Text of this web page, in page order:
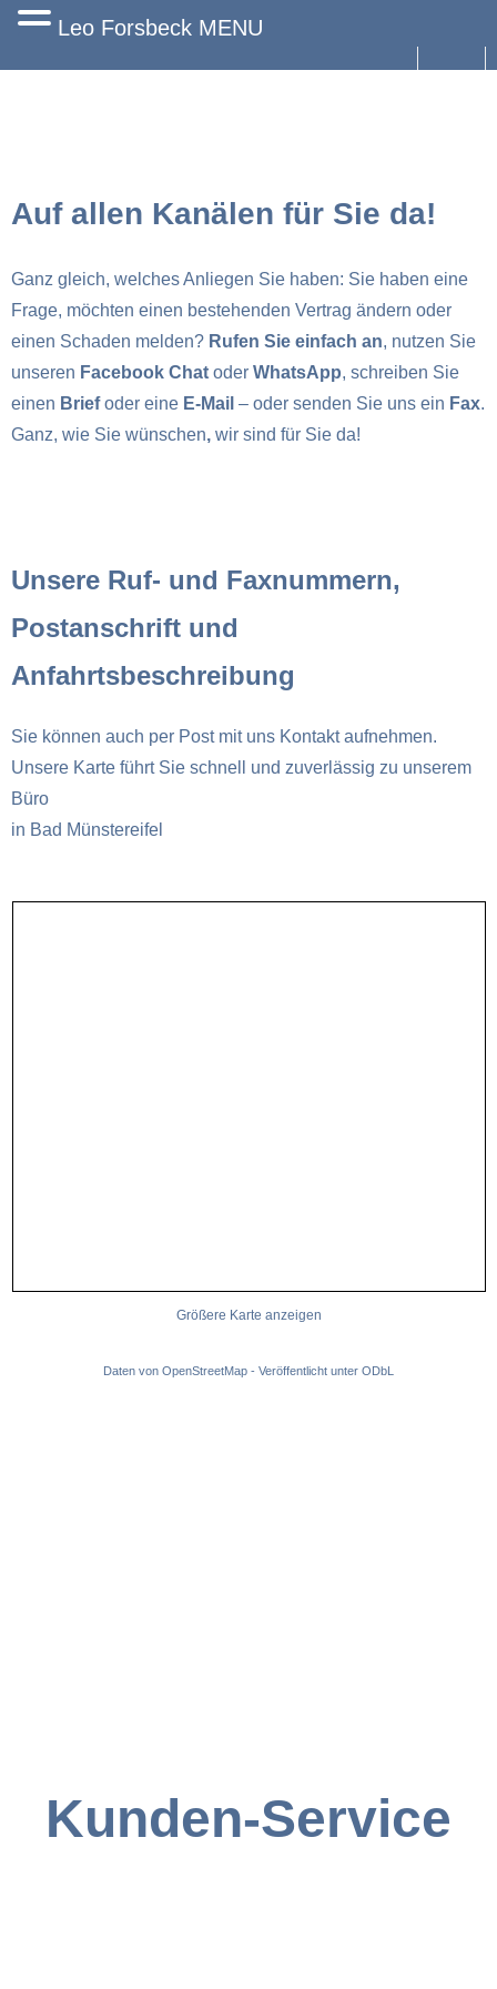
News
Services
Auf allen Kanälen für Sie da!
Ganz gleich, welches Anliegen Sie haben: Sie haben eine
Frage, möchten einen bestehenden Vertrag ändern oder
einen Schaden melden? Rufen Sie einfach an, nutzen Sie
unseren Facebook Chat oder WhatsApp, schreiben Sie
einen Briefoder eine E-Mail – oder senden Sie uns ein Fax.
Ganz, wie Sie wünschen, wir sind für Sie da!
Unsere Ruf- und Faxnummern,
Postanschrift und
Anfahrtsbeschreibung
Sie können auch per Post mit uns Kontakt aufnehmen.
Unsere Karte führt Sie schnell und zuverlässig zu unserem
Büro
in Bad Münstereifel
Größere Karte anzeigen
Daten von OpenStreetMap - Veröffentlicht unter ODbL
Kunden-Service
Leo Forsbeck MENU